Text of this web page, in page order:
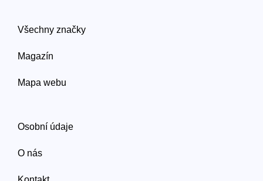
Všechny značky
Magazín
Mapa webu
Osobní údaje
O nás